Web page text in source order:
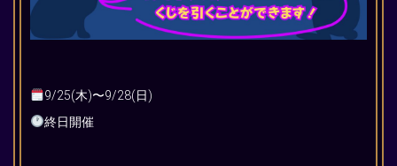
9/25(木)〜9/28(日)
終日開催